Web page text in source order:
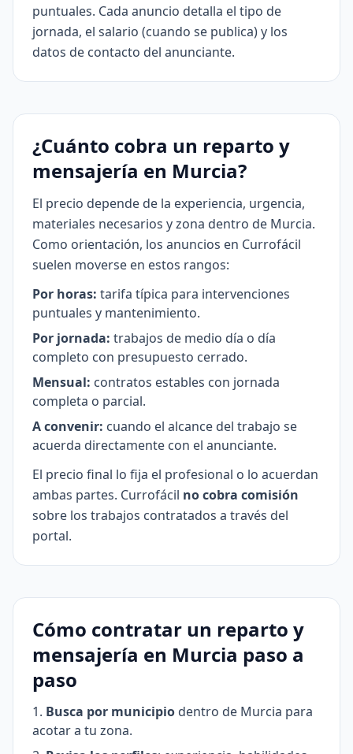
puntuales. Cada anuncio detalla el tipo de
jornada, el salario (cuando se publica) y los
datos de contacto del anunciante.
¿Cuánto cobra un reparto y
mensajería en Murcia?
El precio depende de la experiencia, urgencia,
materiales necesarios y zona dentro de Murcia.
Como orientación, los anuncios en Currofácil
suelen moverse en estos rangos:
Por horas: tarifa típica para intervenciones
puntuales y mantenimiento.
Por jornada: trabajos de medio día o día
completo con presupuesto cerrado.
Mensual: contratos estables con jornada
completa o parcial.
A convenir: cuando el alcance del trabajo se
acuerda directamente con el anunciante.
El precio final lo fija el profesional o lo acuerdan
ambas partes. Currofácil no cobra comisión
sobre los trabajos contratados a través del
portal.
Cómo contratar un reparto y
mensajería en Murcia paso a
paso
Busca por municipio dentro de Murcia para
acotar a tu zona.